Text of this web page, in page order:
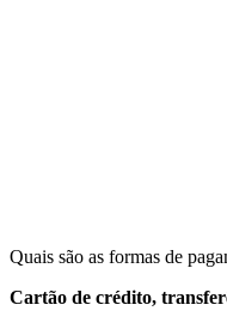
Quais são as formas de
Cartão de crédito,